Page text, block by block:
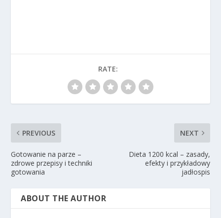
RATE:
PREVIOUS
Gotowanie na parze –
zdrowe przepisy i techniki
gotowania
NEXT
Dieta 1200 kcal – zasady,
efekty i przykładowy
jadłospis
ABOUT THE AUTHOR